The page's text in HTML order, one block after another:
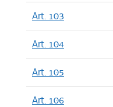
Art. 103
Art. 104
Art. 105
Art. 106